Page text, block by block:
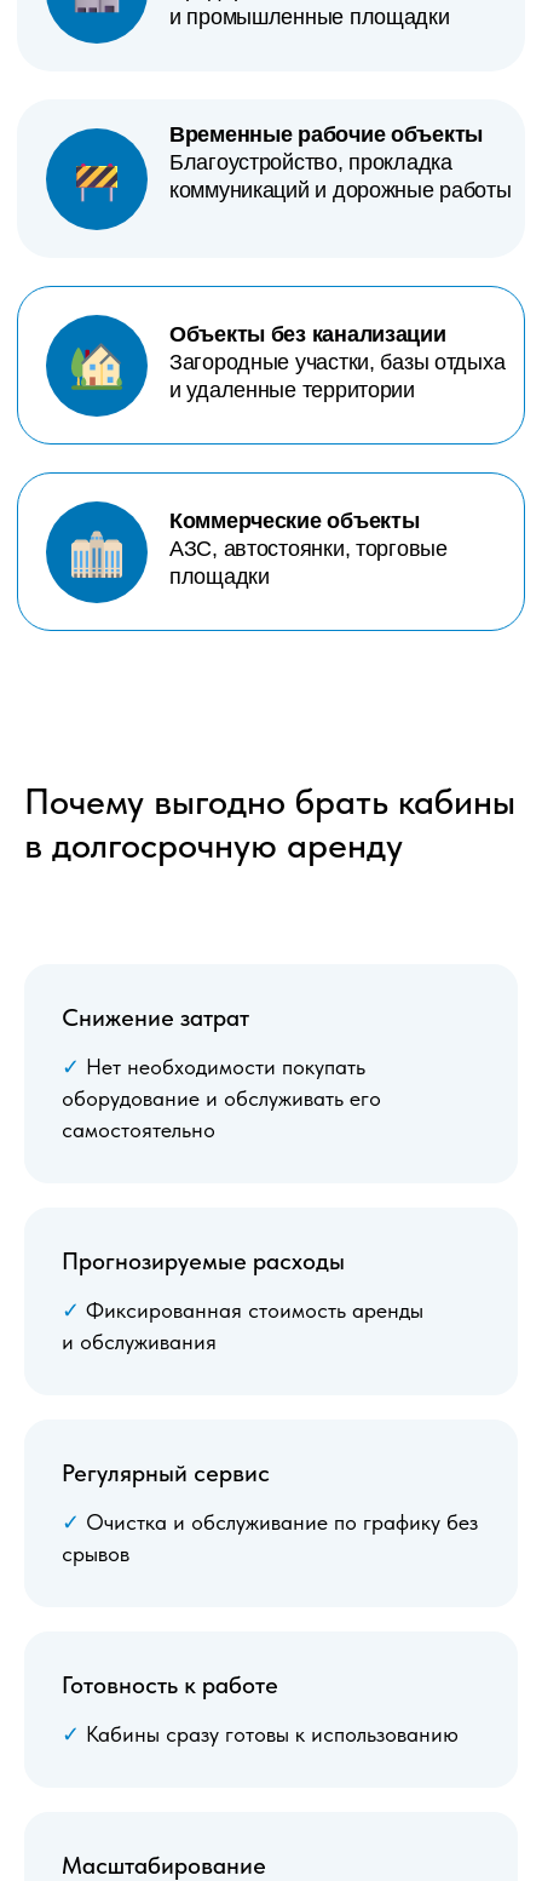
Почему выгодно брать кабины
в долгосрочную аренду
Снижение затрат
✓ Нет необходимости покупать
оборудование и обслуживать его
самостоятельно
Прогнозируемые расходы
✓ Фиксированная стоимость аренды
и обслуживания
Регулярный сервис
✓ Очистка и обслуживание по графику без
срывов
Готовность к работе
✓ Кабины сразу готовы к использованию
Масштабирование